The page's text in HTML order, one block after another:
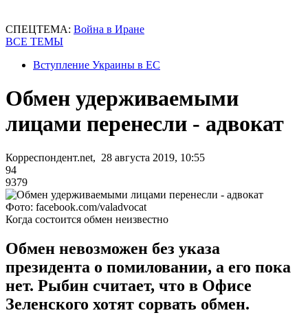
СПЕЦТЕМА: Война в Иране
ВСЕ ТЕМЫ
Вступление Украины в ЕС
Обмен удерживаемыми
лицами перенесли - адвокат
Корреспондент.net, 28 августа 2019, 10:55
94
9379
Фото: facebook.com/valadvocat
Когда состоится обмен неизвестно
Обмен невозможен без указа
президента о помиловании, а его пока
нет. Рыбин считает, что в Офисе
Зеленского хотят сорвать обмен.